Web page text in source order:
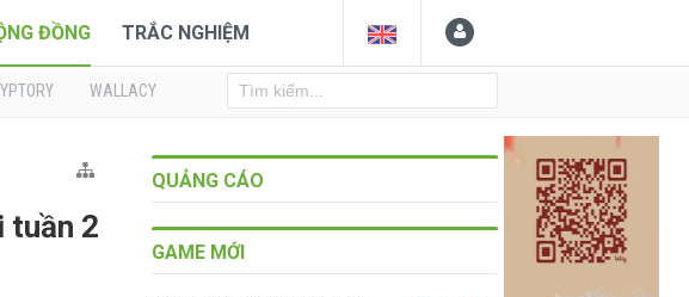
ĐỒNG TRẮC NGHIỆM
WALLACY
tuần 2
QUẢNG CÁO
GAME MỚI